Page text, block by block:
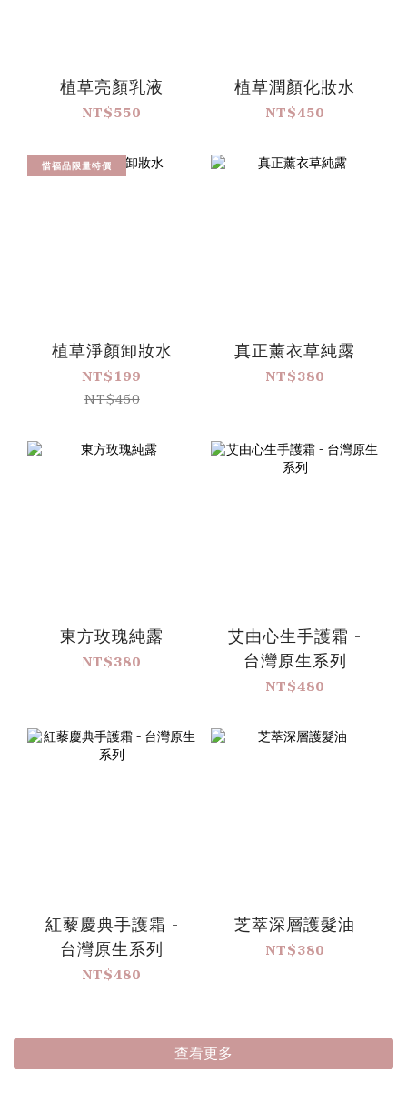
植草亮顏乳液
NT$550
植草潤顏化妝水
NT$450
惜福品限量特價
植草淨顏卸妝水
NT$199
NT$450
真正薰衣草純露
NT$380
東方玫瑰純露
NT$380
艾由心生手護霜 -
台灣原生系列
NT$480
紅藜慶典手護霜 -
台灣原生系列
NT$480
芝萃深層護髮油
NT$380
查看更多